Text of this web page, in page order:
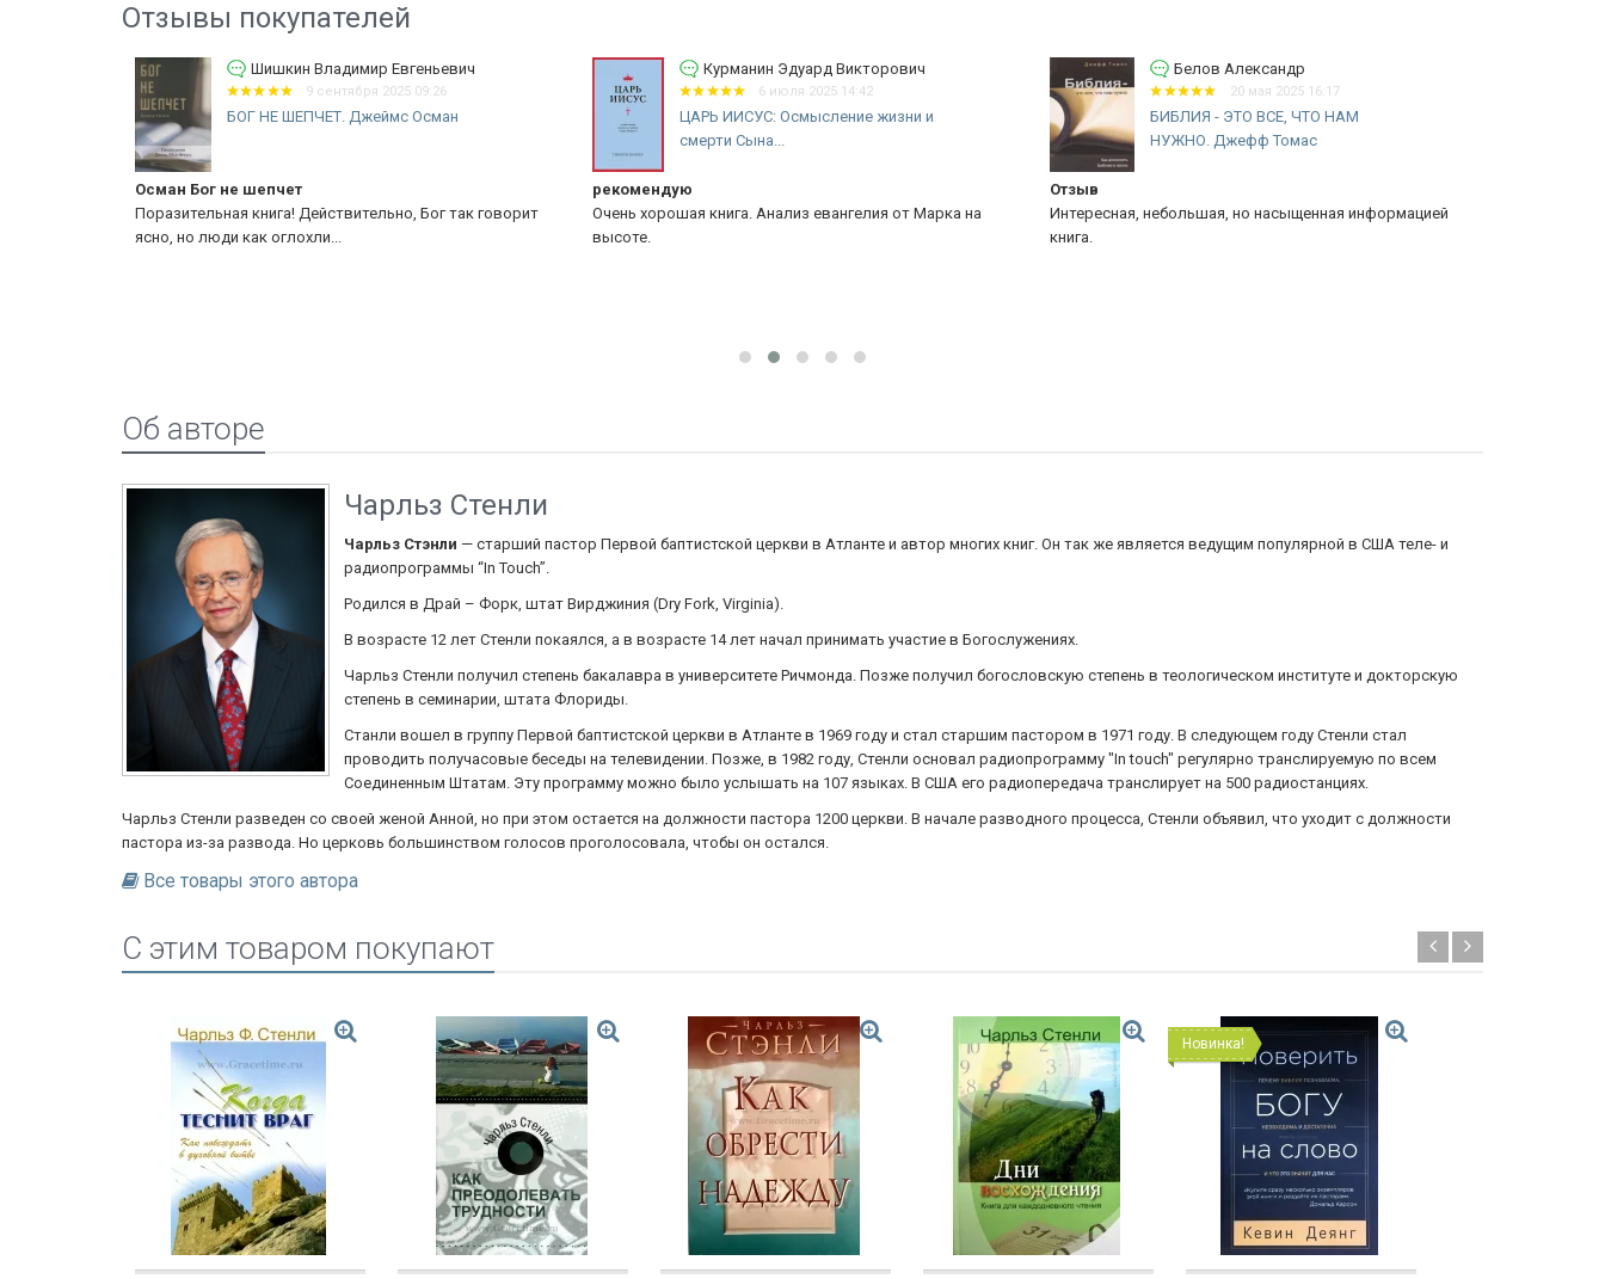
Отзывы покупателей
Шишкин Владимир Евгеньевич
9 сентября 2025 09:26
БОГ НЕ ШЕПЧЕТ. Джеймс Осман
Осман Бог не шепчет
Поразительная книга! Действительно, Бог так говорит
ясно, но люди как оглохли...
Курманин Эдуард Викторович
6 июля 2025 14:42
ЦАРЬ ИИСУС: Осмысление жизни и
смерти Сына...
рекомендую
Очень хорошая книга. Анализ евангелия от Марка на
высоте.
Белов Александр
20 мая 2025 16:17
БИБЛИЯ - ЭТО ВСЕ, ЧТО НАМ
НУЖНО. Джефф Томас
Отзыв
Интересная, небольшая, но насыщенная информацией
книга.
Об авторе
Чарльз Стенли
Чарльз Стэнли — старший пастор Первой баптистской церкви в Атланте и автор многих книг. Он так же является ведущим популярной в США теле- и
радиопрограммы “In Touch”.
Родился в Драй – Форк, штат Вирджиния (Dry Fork, Virginia).
В возрасте 12 лет Стенли покаялся, а в возрасте 14 лет начал принимать участие в Богослужениях.
Чарльз Стенли получил степень бакалавра в университете Ричмонда. Позже получил богословскую степень в теологическом институте и докторскую
степень в семинарии, штата Флориды.
Станли вошел в группу Первой баптистской церкви в Атланте в 1969 году и стал старшим пастором в 1971 году. В следующем году Стенли стал
проводить получасовые беседы на телевидении. Позже, в 1982 году, Стенли основал радиопрограмму "In touch" регулярно транслируемую по всем
Соединенным Штатам. Эту программу можно было услышать на 107 языках. В США его радиопередача транслирует на 500 радиостанциях.
Чарльз Стенли разведен со своей женой Анной, но при этом остается на должности пастора 1200 церкви. В начале разводного процесса, Стенли объявил, что уходит с должности
пастора из-за развода. Но церковь большинством голосов проголосовала, чтобы он остался.
Все товары этого автора
C этим товаром покупают
Новинка!